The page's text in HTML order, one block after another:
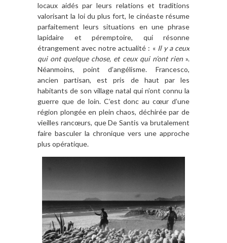
locaux aidés par leurs relations et traditions
valorisant la loi du plus fort, le cinéaste résume
parfaitement leurs situations en une phrase
lapidaire et péremptoire, qui résonne
étrangement avec notre actualité : « Il y a ceux
qui ont quelque chose, et ceux qui n’ont rien».
Néanmoins, point d’angélisme. Francesco,
ancien partisan, est pris de haut par les
habitants de son village natal qui n’ont connu la
guerre que de loin. C’est donc au cœur d’une
région plongée en plein chaos, déchirée par de
vieilles rancœurs, que De Santis va brutalement
faire basculer la chronique vers une approche
plus opératique.